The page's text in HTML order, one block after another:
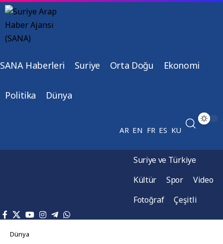
SANA Haberleri Suriye Orta Doğu Ekonomi
Politika Dünya
AR EN FR ES KU
Suriye ve Türkiye
Kültür
Spor
Video
Fotoğraf
Çeşitli
Dünya